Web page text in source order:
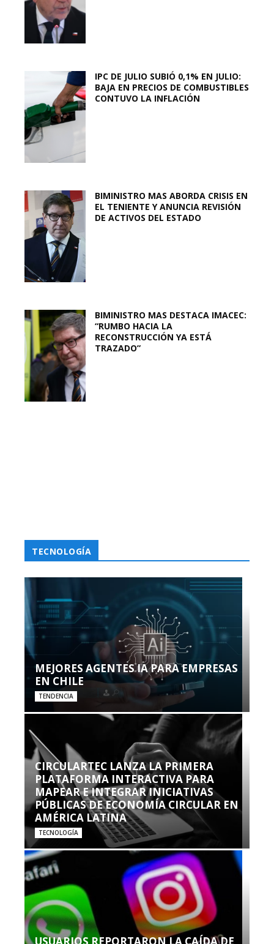
IPC DE JULIO SUBIÓ 0,1% EN JULIO:
BAJA EN PRECIOS DE COMBUSTIBLES
CONTUVO LA INFLACIÓN
BIMINISTRO MAS ABORDA CRISIS EN
EL TENIENTE Y ANUNCIA REVISIÓN
DE ACTIVOS DEL ESTADO
BIMINISTRO MAS DESTACA IMACEC:
“RUMBO HACIA LA
RECONSTRUCCIÓN YA ESTÁ
TRAZADO”
TECNOLOGÍA
MEJORES AGENTES IA PARA EMPRESAS
EN CHILE
TENDENCIA
CIRCULARTEC LANZA LA PRIMERA
PLATAFORMA INTERACTIVA PARA
MAPEAR E INTEGRAR INICIATIVAS
PÚBLICAS DE ECONOMÍA CIRCULAR EN
AMÉRICA LATINA
TECNOLOGÍA